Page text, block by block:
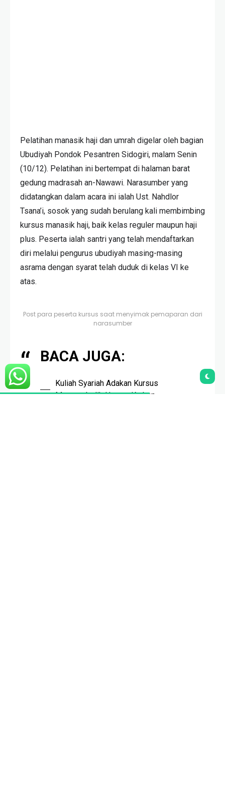
Pelatihan manasik haji dan umrah digelar oleh bagian
Ubudiyah Pondok Pesantren Sidogiri, malam Senin
(10/12). Pelatihan ini bertempat di halaman barat
gedung madrasah an-Nawawi. Narasumber yang
didatangkan dalam acara ini ialah Ust. Nahdlor
Tsana’i, sosok yang sudah berulang kali membimbing
kursus manasik haji, baik kelas reguler maupun haji
plus. Peserta ialah santri yang telah mendaftarkan
diri melalui pengurus ubudiyah masing-masing
asrama dengan syarat telah duduk di kelas VI ke
atas.